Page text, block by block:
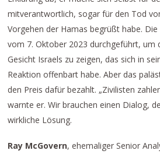
mitverantwortlich, sogar für den Tod
Vorgehen der Hamas begrüßt habe.
vom 7. Oktober 2023 durchgeführt, um
Gesicht Israels zu zeigen, das sich in
Reaktion offenbart habe. Aber das
den Preis dafür bezahlt. „Zivilisten
warnte er. Wir brauchen einen Dialog,
wirkliche Lösung.
Ray McGovern, ehemaliger Senior